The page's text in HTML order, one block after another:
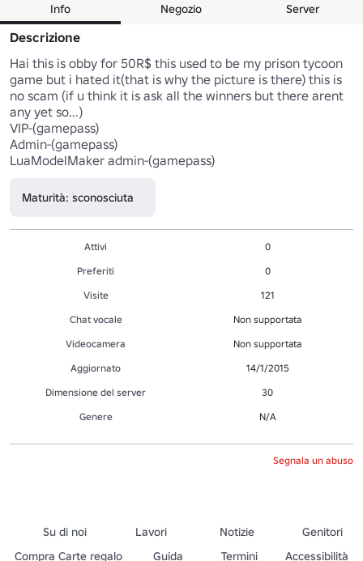
Info Negozio Server
Descrizione
Hai this is obby for 50R$ this used to be my prison tycoon
game but i hated it(that is why the picture is there) this is
no scam (if u think it is ask all the winners but there arent
any yet so...)
VIP-(gamepass)
Admin-(gamepass)
LuaModelMaker admin-(gamepass)
Maturità: sconosciuta
Attivi
0
Preferiti
0
Visite
121
Chat vocale
Non supportata
Videocamera
Non supportata
Aggiornato
14/1/2015
Dimensione del server
30
Genere
N/A
Segnala un abuso
Su di noi Lavori Notizie
Genitori
Compra Carte regalo
Guida Termini Accessibilità